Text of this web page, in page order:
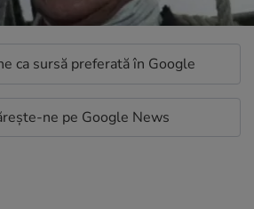
ca sursă preferată în Google
ne pe Google News